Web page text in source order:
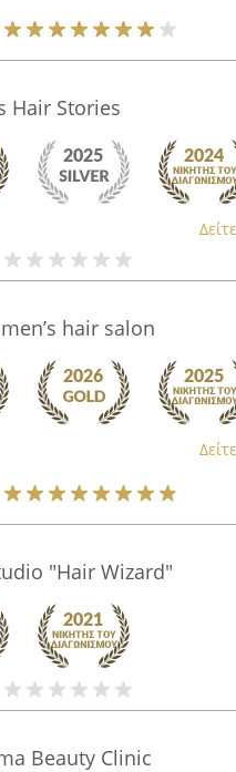
Hair Stories
hair salon
"Hair Wizard"
Beauty Clinic